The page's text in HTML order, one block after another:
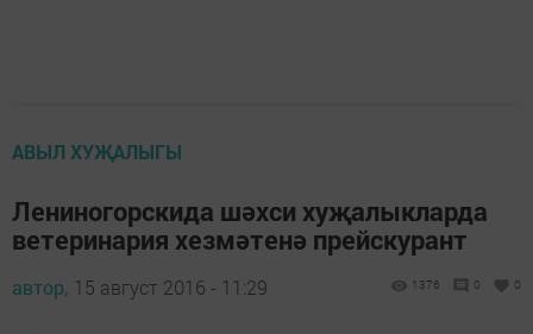
АВЫЛ ХУҖАЛЫГЫ
Лениногорскида шәхси хуҗалыкларда
ветеринария хезмәтенә прейскурант
автор, 15 август 2016 - 11:29 1376 0 0